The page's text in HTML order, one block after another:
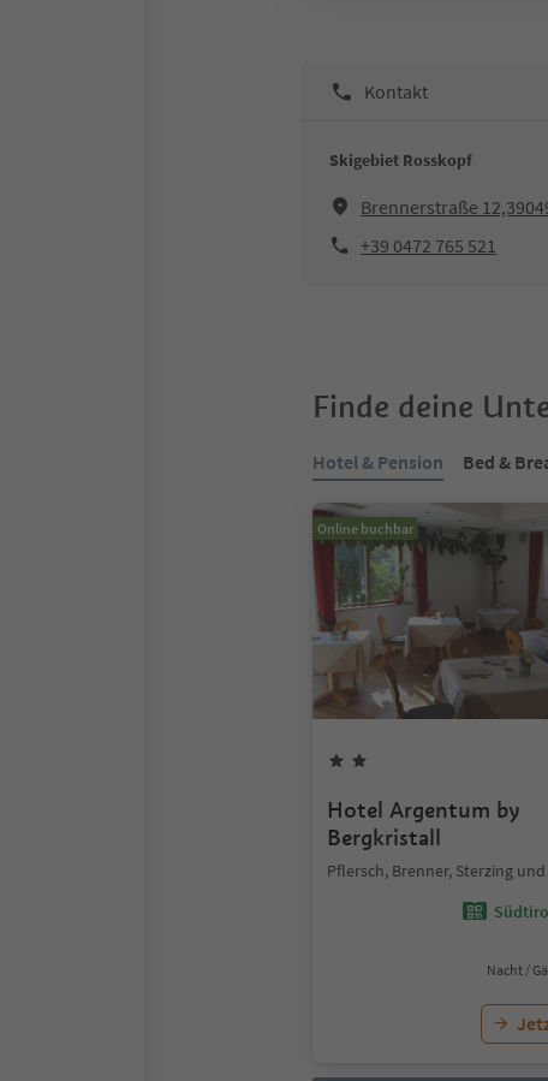
Kontakt
Skigebiet Rosskopf
Brennerstraße
+39 0472 765 521
Finde deine
Hotel & Pension Bed &
Online buchbar
Hotel Argentum by
Bergkristall
Pflersch, Brenner, Sterzing
Nacht /